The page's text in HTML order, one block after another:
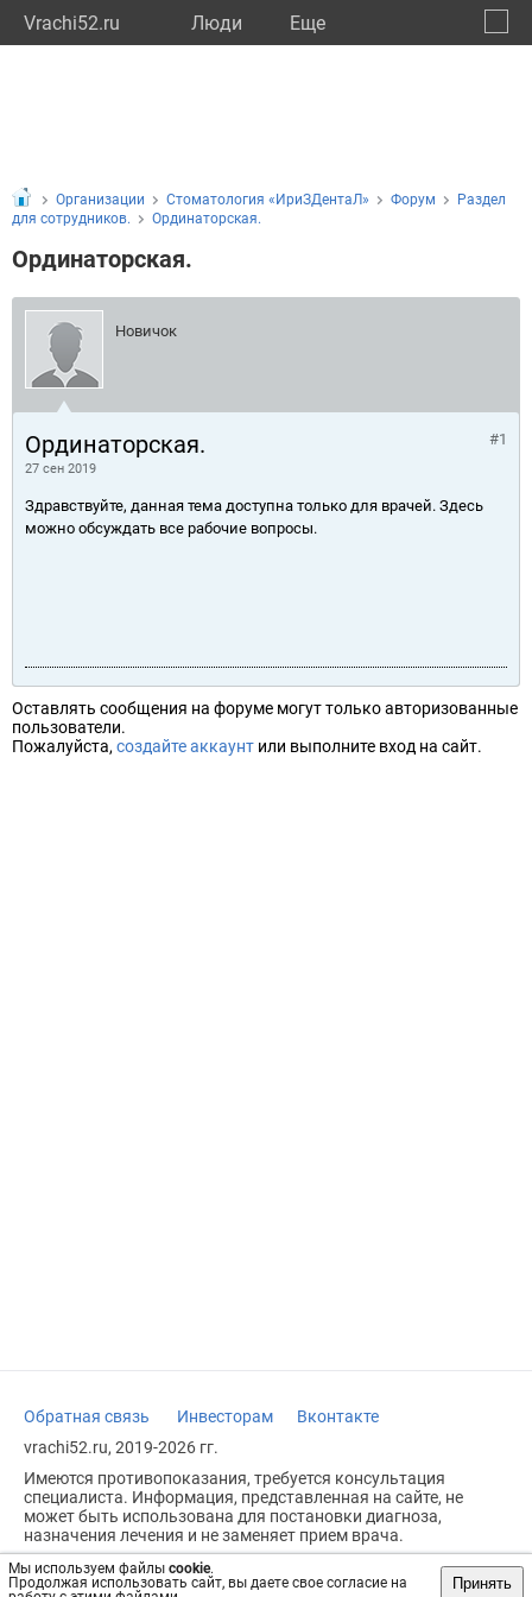
Vrachi52.ru Люди Eще
Мы используем файлы cookie.
Продолжая использовать сайт, вы даете свое согласие на
Принять
Организации Стоматология «ИриЗДентаЛ» Форум
Раздел
для сотрудников.
Ординаторская.
Ординаторская.
Новичок
Ординаторская.
27 сен 2019
#1
Здравствуйте, данная тема доступна только для врачей. Здесь
можно обсуждать все рабочие вопросы.
Оставлять сообщения на форуме могут только авторизованные
пользователи.
Пожалуйста, создайте аккаунт или выполните вход на сайт.
Обратная связь Инвесторам
Вконтакте
vrachi52.ru, 2019-2026 гг.
Имеются противопоказания, требуется консультация
специалиста. Информация, представленная на сайте, не
может быть использована для постановки диагноза,
назначения лечения и не заменяет прием врача.
Возрастное ограничение: 18+